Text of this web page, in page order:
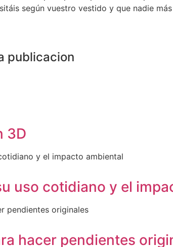
según vuestro vestido y que nadie
publicacion
3D
uso cotidiano y el
hacer pendientes